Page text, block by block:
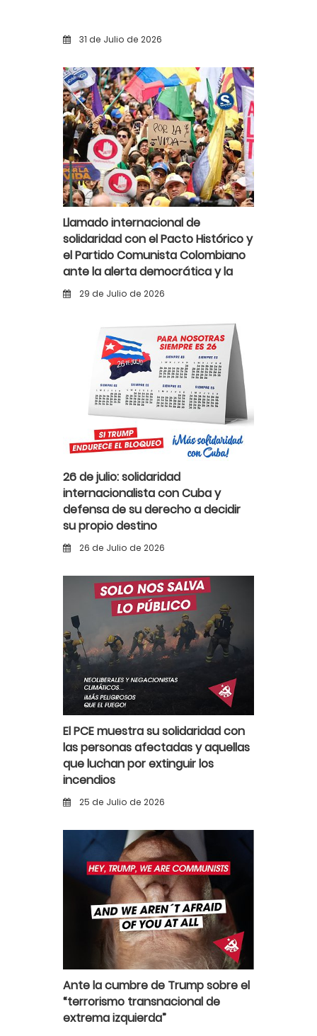
31 de Julio de 2026
Llamado internacional de
solidaridad con el Pacto Histórico y
el Partido Comunista Colombiano
ante la alerta democrática y la
violencia poselectoral
29 de Julio de 2026
26 de julio: solidaridad
internacionalista con Cuba y
defensa de su derecho a decidir
su propio destino
26 de Julio de 2026
El PCE muestra su solidaridad con
las personas afectadas y aquellas
que luchan por extinguir los
incendios
25 de Julio de 2026
Ante la cumbre de Trump sobre el
“terrorismo transnacional de
extrema izquierda”